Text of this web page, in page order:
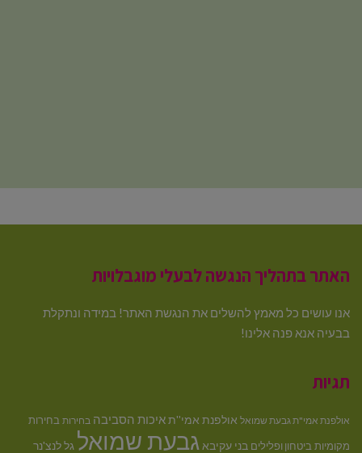
האתר בתהליך הנגשה לבעלי מוגבלויות
אנו עושים כל מאמץ להשלים את הנגשת האתר! במידה ונתקלת
בבעיה אנא פנה אלינו!
תגיות
אולפנת אמי"ת גבעת שמואל אולפנת אמי''תאיכות הסביבה בחירות בחירות
מקומיותביטחון ופלילים בני עקיבא גבעת שמואל גל לנצ'נר